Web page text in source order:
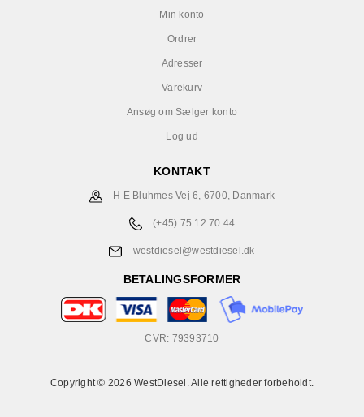
Min konto
Ordrer
Adresser
Varekurv
Ansøg om Sælger konto
Log ud
KONTAKT
H E Bluhmes Vej 6, 6700, Danmark
(+45) 75 12 70 44
westdiesel@westdiesel.dk
BETALINGSFORMER
CVR: 79393710
Copyright © 2026 WestDiesel. Alle rettigheder forbeholdt.